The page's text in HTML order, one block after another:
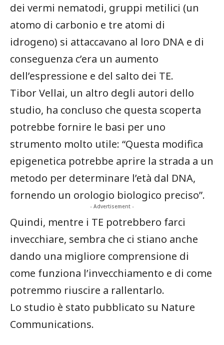
dei vermi nematodi, gruppi metilici (un
atomo di carbonio e tre atomi di
idrogeno) si attaccavano al loro DNA e di
conseguenza c’era un aumento
dell’espressione e del salto dei TE.
Tibor Vellai, un altro degli autori dello
studio, ha concluso che questa scoperta
potrebbe fornire le basi per uno
strumento molto utile: “Questa modifica
epigenetica potrebbe aprire la strada a un
metodo per determinare l’età dal DNA,
fornendo un orologio biologico preciso”.
- Advertisement -
Quindi, mentre i TE potrebbero farci
invecchiare, sembra che ci stiano anche
dando una migliore comprensione di
come funziona l’invecchiamento e di come
potremmo riuscire a rallentarlo.
Lo studio è stato pubblicato su Nature
Communications.